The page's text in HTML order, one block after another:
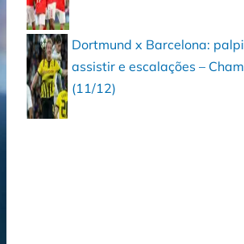
Dortmund x Barcelona:
assistir e escalações –
(11/12)